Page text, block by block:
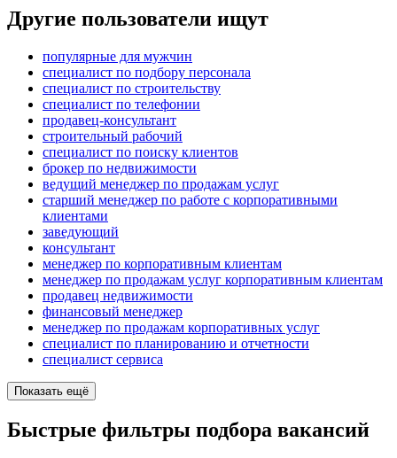
Другие пользователи ищут
популярные для мужчин
специалист по подбору персонала
специалист по строительству
специалист по телефонии
продавец-консультант
строительный рабочий
специалист по поиску клиентов
брокер по недвижимости
ведущий менеджер по продажам услуг
старший менеджер по работе с корпоративными
клиентами
заведующий
консультант
менеджер по корпоративным клиентам
менеджер по продажам услуг корпоративным клиентам
продавец недвижимости
финансовый менеджер
менеджер по продажам корпоративных услуг
специалист по планированию и отчетности
специалист сервиса
Показать ещё
Быстрые фильтры подбора вакансий